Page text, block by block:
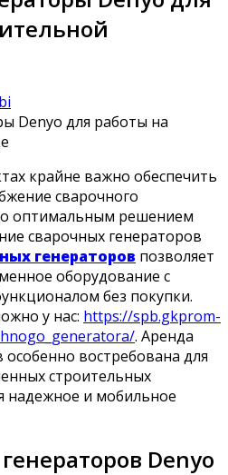
крайне важно обеспечить
сварочного
оптимальным решением
сварочных генераторов
генераторов позволяет
оборудование с
без покупки.
у нас: https://spb.gkprom-
. Аренда
востребована для
строительных
надежное и мобильное
Denyo